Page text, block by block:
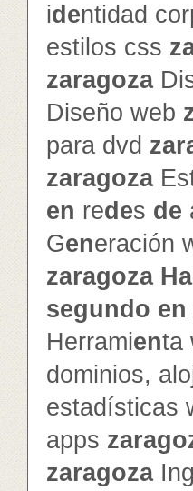
identidad cor
estilos css
zaragoza
Diseño web
para dvd
zaragoza
en redes de
Generación
zaragoza
segundo en
Herramienta
dominios,
estadísticas
apps
zaragoza